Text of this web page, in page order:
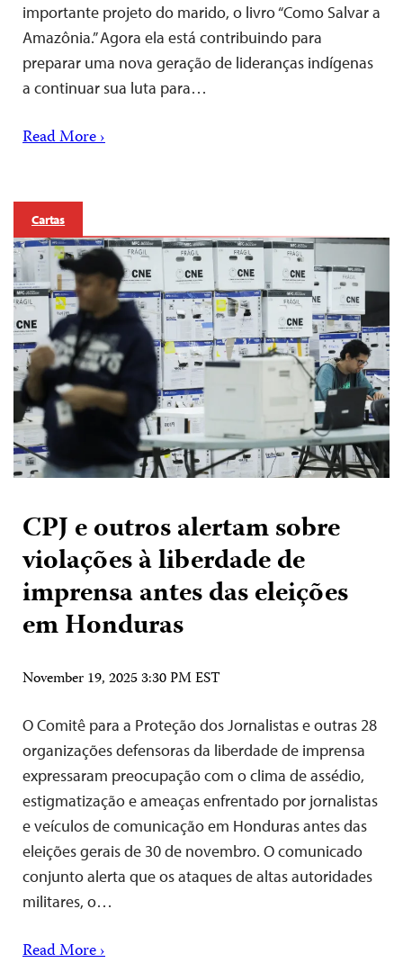
importante projeto do marido, o livro “Como Salvar a
Amazônia.” Agora ela está contribuindo para
preparar uma nova geração de lideranças indígenas
a continuar sua luta para…
Read More ›
Cartas
CPJ e outros alertam sobre
violações à liberdade de
imprensa antes das eleições
em Honduras
November 19, 2025 3:30 PM EST
O Comitê para a Proteção dos Jornalistas e outras 28
organizações defensoras da liberdade de imprensa
expressaram preocupação com o clima de assédio,
estigmatização e ameaças enfrentado por jornalistas
e veículos de comunicação em Honduras antes das
eleições gerais de 30 de novembro. O comunicado
conjunto alerta que os ataques de altas autoridades
militares, o…
Read More ›